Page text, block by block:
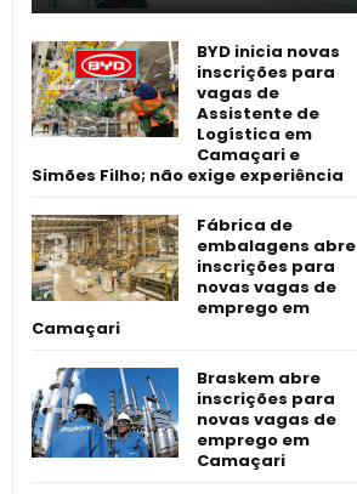
BYD inicia novas
inscrições para
vagas de
Assistente de
Logística em
Camaçari e
Simões Filho; não exige experiência
Fábrica de
embalagens abre
inscrições para
novas vagas de
emprego em
Camaçari
Braskem abre
inscrições para
novas vagas de
emprego em
Camaçari